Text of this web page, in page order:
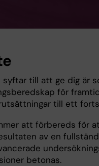
syftar till att ge dig är
för
till ett
att förbereds för
av en
betonas.